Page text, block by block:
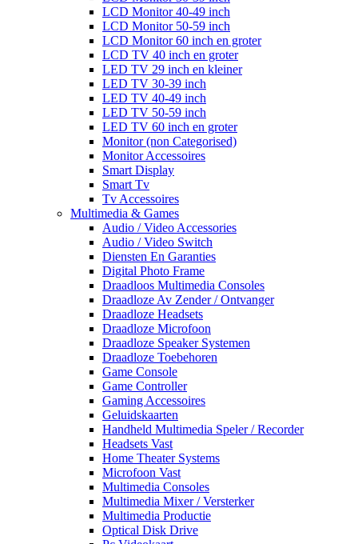
LCD Monitor 40-49 inch
LCD Monitor 50-59 inch
LCD Monitor 60 inch en groter
LCD TV 40 inch en groter
LED TV 29 inch en kleiner
LED TV 30-39 inch
LED TV 40-49 inch
LED TV 50-59 inch
LED TV 60 inch en groter
Monitor (non Categorised)
Monitor Accessoires
Smart Display
Smart Tv
Tv Accessoires
Multimedia & Games
Audio / Video Accessories
Audio / Video Switch
Diensten En Garanties
Digital Photo Frame
Draadloos Multimedia Consoles
Draadloze Av Zender / Ontvanger
Draadloze Headsets
Draadloze Microfoon
Draadloze Speaker Systemen
Draadloze Toebehoren
Game Console
Game Controller
Gaming Accessoires
Geluidskaarten
Handheld Multimedia Speler / Recorder
Headsets Vast
Home Theater Systems
Microfoon Vast
Multimedia Consoles
Multimedia Mixer / Versterker
Multimedia Productie
Optical Disk Drive